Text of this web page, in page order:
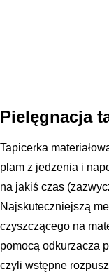
Pielęgnacja
Tapicerka
plam z jedzenia i
na jakiś czas
Najskuteczniejszą
czyszczącego na
pomocą odkurzacza
czyli wstępne